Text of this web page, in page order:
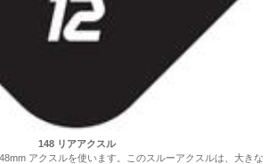
148 リアアクスル
アクスルを使います。このスルーアクスルは、大きな